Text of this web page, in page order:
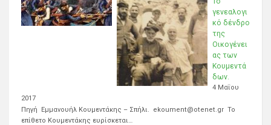
γενεαλογι
κό δένδρο
της
Οικογένει
ας των
Κουμεντά
δων.
4 Μαΐου
2017
Πηγή Εμμανουήλ Κουμεντάκης – Σπήλι. ekoument@otenet.gr Το
επίθετο Κουμεντάκης ευρίσκεται…